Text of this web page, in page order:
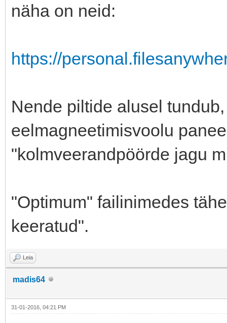
näha on neid:
https://
Nende piltide alusel
eelmagneetimisvoolu
"kolmveerandpöörde jagu
"Optimum" failinimedes
keeratud".
Leia
madis64
31-01-2016, 04:21 PM